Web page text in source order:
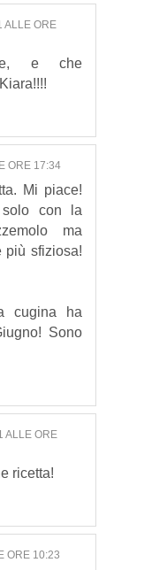
ALLE ORE
e che
ORE 17:34
Mi piace!
con la
ma
più sfiziosa!
cugina ha
Sono
ALLE ORE
ricetta!
ORE 10:23